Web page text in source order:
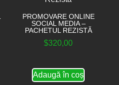
PROMOVARE ONLINE
SOCIAL MEDIA –
PACHETUL REZISTĂ
$320,00
Adaugă în coș